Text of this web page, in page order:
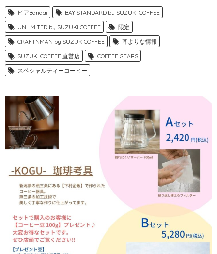
ピアBandai
BAY STANDARD by SUZUKI COFFEE
UNLIMITED by SUZUKI COFFEE
限定
CRAFTNMAN by SUZUKICOFFEE
耳よりな情報
SUZUKI COFFEE 直営店
COFFEE GEARS
スペシャルティーコーヒー